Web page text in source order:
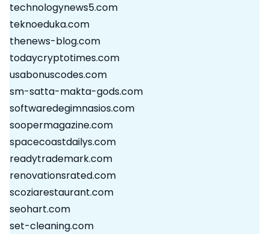
technologynews5.com
teknoeduka.com
thenews-blog.com
todaycryptotimes.com
usabonuscodes.com
sm-satta-makta-gods.com
softwaredegimnasios.com
soopermagazine.com
spacecoastdailys.com
readytrademark.com
renovationsrated.com
scoziarestaurant.com
seohart.com
set-cleaning.com